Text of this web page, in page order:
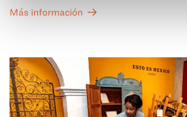
a un precio reducido de 6 $.
Más información